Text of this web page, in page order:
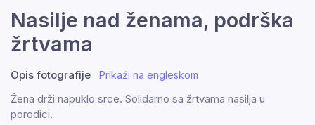
Nasilje nad ženama, podrška
žrtvama
Opis fotografije Prikaži na engleskom
Žena drži napuklo srce. Solidarno sa žrtvama nasilja u
porodici.